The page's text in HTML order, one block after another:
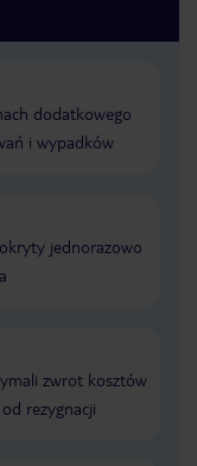
dodatkowego
i wypadków
jednorazowo
zwrot kosztów
rezygnacji